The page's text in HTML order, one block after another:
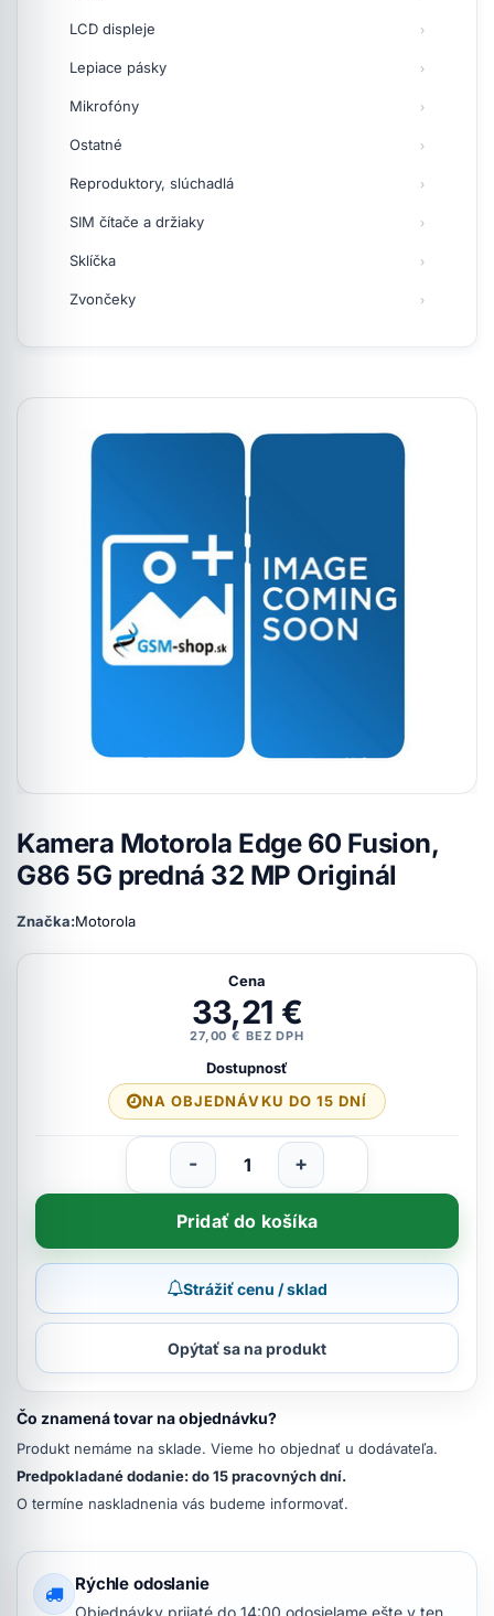
LCD displeje
Lepiace pásky
Mikrofóny
Ostatné
Reproduktory, slúchadlá
SIM čítače a držiaky
Sklíčka
Zvončeky
Kamera Motorola Edge 60 Fusion,
G86 5G predná 32 MP Originál
Značka:Motorola
Cena
33,21 €
27,00 € BEZ DPH
Dostupnosť
NA OBJEDNÁVKU DO 15 DNÍ
- +
Pridať do košíka
Strážiť cenu / sklad
Opýtať sa na produkt
Čo znamená tovar na objednávku?
Produkt nemáme na sklade. Vieme ho objednať u dodávateľa.
Predpokladané dodanie: do 15 pracovných dní.
O termíne naskladnenia vás budeme informovať.
Rýchle odoslanie
Objednávky prijaté do 14:00 odosielame ešte v ten